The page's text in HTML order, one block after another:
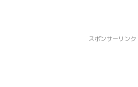
スポンサーリンク